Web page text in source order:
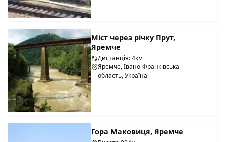
Міст через річку Прут,
Яремче
Дистанція: 4км
Яремче, Івано-Франківська
область, Україна
Гора Маковиця, Яремче